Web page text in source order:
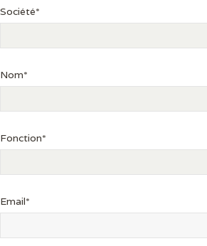
Société*
Nom*
Fonction*
Email*